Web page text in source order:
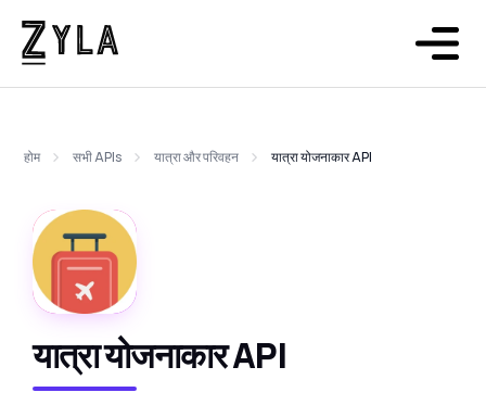
होम सभी APIs यात्रा और परिवहन यात्रा योजनाकार API
यात्रा योजनाकार API